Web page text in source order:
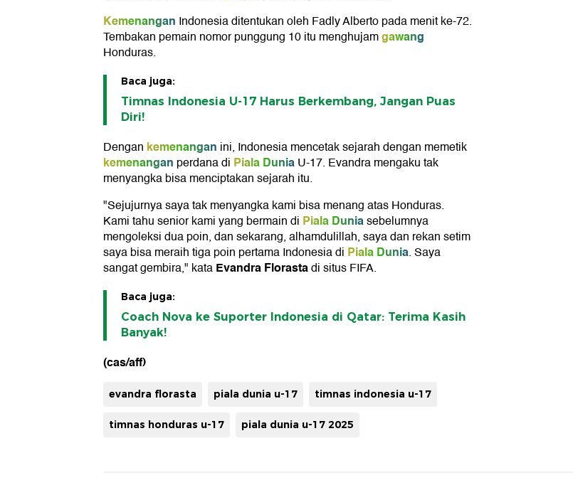
Kemenangan Indonesia ditentukan oleh Fadly Alberto pada menit ke-72.
Tembakan pemain nomor punggung 10 itu menghujamgawang
Honduras.
Baca juga:
Timnas Indonesia U-17 Harus Berkembang, Jangan Puas
Diri!
Dengan kemenangan ini, Indonesia mencetak sejarah dengan memetik
kemenangan perdana di Piala DuniaU-17. Evandra mengaku tak
menyangka bisa menciptakan sejarah itu.
"Sejujurnya saya tak menyangka kami bisa menang atas Honduras.
Kami tahu senior kami yang bermain di Piala Duniasebelumnya
mengoleksi dua poin, dan sekarang, alhamdulillah, saya dan rekan setim
saya bisa meraih tiga poin pertama Indonesia di Piala Dunia. Saya
sangat gembira," kataEvandra Florastadi situs FIFA.
Baca juga:
Coach Nova ke Suporter Indonesia di Qatar: Terima Kasih
Banyak!
(cas/aff)
evandra florasta piala dunia u-17 timnas indonesia u-17
timnas honduras u-17 piala dunia u-17 2025